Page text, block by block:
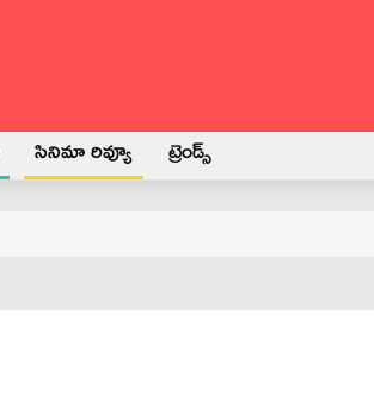
సినిమా రివ్యూ ట్రెండ్స్